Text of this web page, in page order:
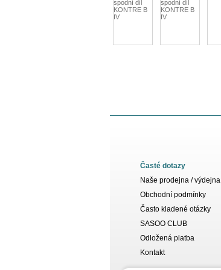
Časté dotazy
Naše prodejna / výdejna
Obchodní podmínky
Často kladené otázky
SASOO CLUB
Odložená platba
Kontakt